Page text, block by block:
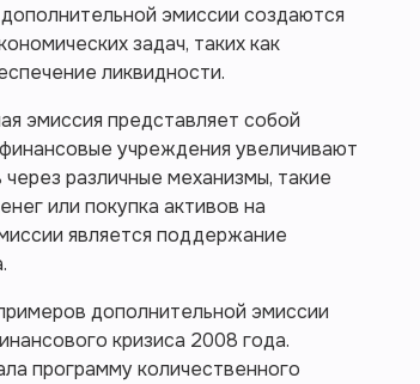
эмиссии создаются
задач, таких как
ликвидности.
эмиссия представляет собой
учреждения увеличивают
различные механизмы, такие
или покупка активов на
является поддержание
дополнительной эмиссии
кризиса 2008 года.
программу количественного